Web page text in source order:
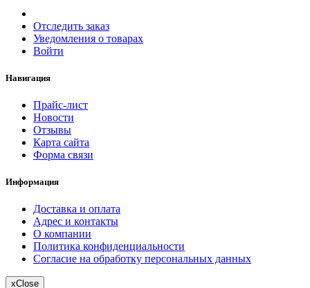
Отследить заказ
Уведомления о товарах
Войти
Навигация
Прайс-лист
Новости
Отзывы
Карта сайта
Форма связи
Информация
Доставка и оплата
Адрес и контакты
О компании
Политика конфиденциальности
Согласие на обработку персональных данных
xClose